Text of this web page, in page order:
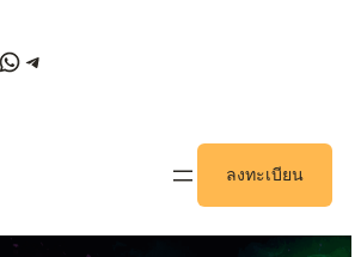
WhatsApp
Telegram
ลงทะเบียน